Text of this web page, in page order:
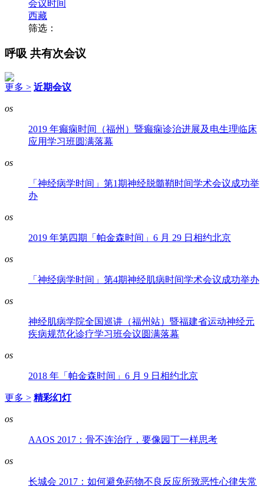
会议时间
西藏
筛选：
呼吸 共有次会议
更多 > 近期会议
os
2019 年癫痫时间（福州）暨癫痫诊治进展及电生理临床
应用学习班圆满落幕
os
「神经病学时间」第1期神经脱髓鞘时间学术会议成功举
办
os
2019 年第四期「帕金森时间」6 月 29 日相约北京
os
「神经病学时间」第4期神经肌病时间学术会议成功举办
os
神经肌病学院全国巡讲（福州站）暨福建省运动神经元
疾病规范化诊疗学习班会议圆满落幕
os
2018 年「帕金森时间」6 月 9 日相约北京
更多 > 精彩幻灯
os
AAOS 2017：骨不连治疗，要像园丁一样思考
os
长城会 2017：如何避免药物不良反应所致恶性心律失常